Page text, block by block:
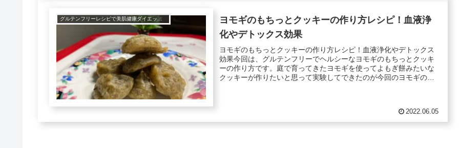
グルテンフリーレシピで美肌健康ダイエット！
ヨモギのもちっとクッキーの作り方レシピ！血液浄
化やデトックス効果
ヨモギのもちっとクッキーの作り方レシピ！血液浄化やデトックス
効果今回は、グルテンフリーでヘルシーなヨモギのもちっとクッキ
ーの作り方です。庭で育ってきたヨモギを使ってよもぎ餅みたいな
クッキーが作りたいと思って実験してできたのが今回のヨモギの
2022.06.05